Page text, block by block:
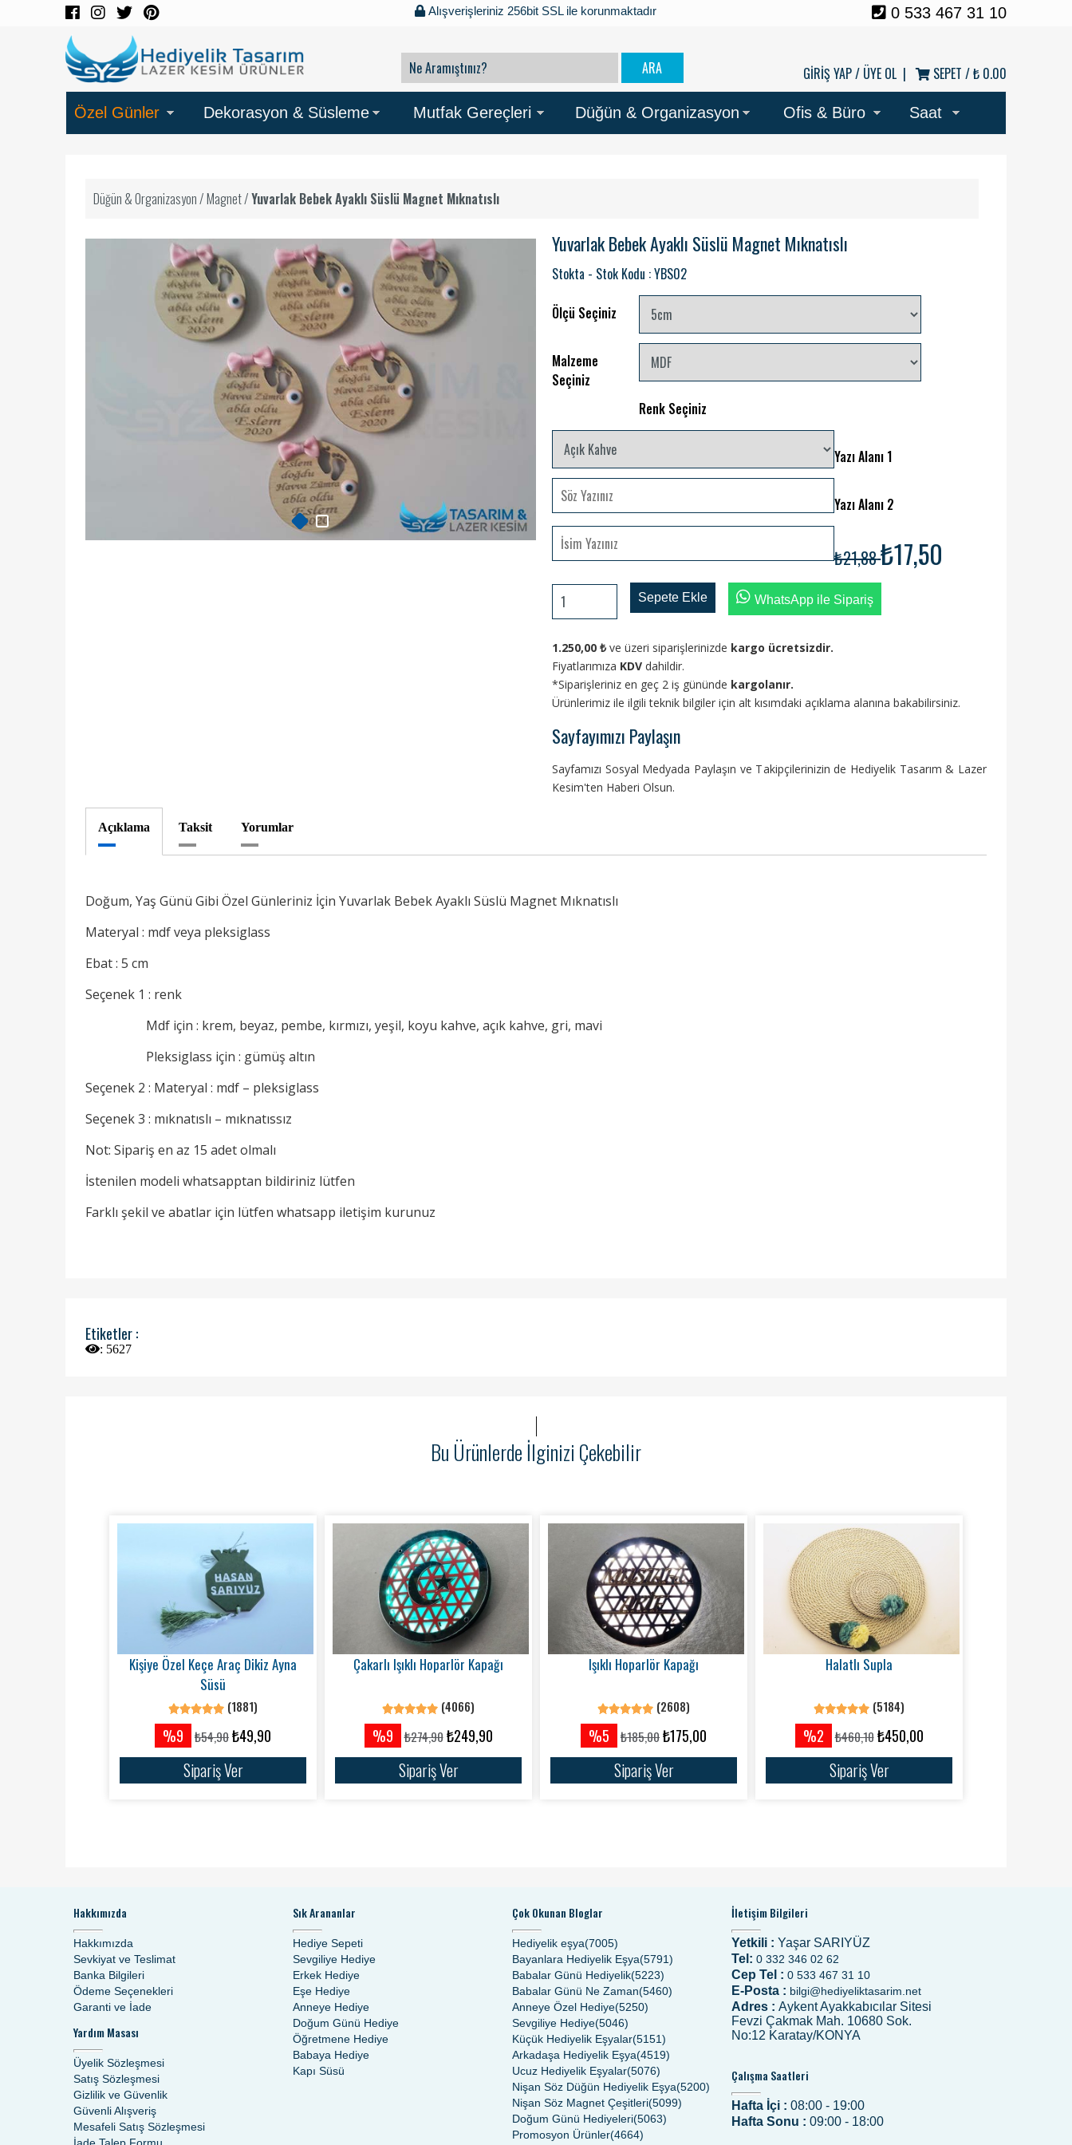
Alışverişleriniz 256bit SSL ile korunmaktadır 0 533 467 31 10
GİRİŞ YAP / ÜYE OL | SEPET /₺ 0.00
Özel Günler Dekorasyon & Süsleme Mutfak Gereçleri Düğün & Organizasyon Ofis & Büro Saat
Düğün & Organizasyon/Magnet/Yuvarlak Bebek Ayaklı Süslü Magnet Mıknatıslı
Yuvarlak Bebek Ayaklı Süslü Magnet Mıknatıslı
Stokta - Stok Kodu : YBS02
Ölçü Seçiniz
Malzeme
Seçiniz
Renk Seçiniz
Yazı Alanı 1
Yazı Alanı 2
₺21,88₺17,50
Sepete Ekle WhatsApp ile Sipariş
1.250,00 ₺ ve üzeri siparişlerinizde kargo ücretsizdir.
Fiyatlarımıza KDV dahildir.
*Siparişleriniz en geç 2 iş gününde kargolanır.
Ürünlerimiz ile ilgili teknik bilgiler için alt kısımdaki açıklama alanına bakabilirsiniz.
Sayfayımızı Paylaşın
Sayfamızı Sosyal Medyada Paylaşın ve Takipçilerinizin de Hediyelik Tasarım & Lazer
Kesim'ten Haberi Olsun.
Açıklama Taksit Yorumlar
Doğum, Yaş Günü Gibi Özel Günleriniz İçin Yuvarlak Bebek Ayaklı Süslü Magnet Mıknatıslı
Materyal : mdf veya pleksiglass
Ebat : 5 cm
Seçenek 1 : renk
Mdf için : krem, beyaz, pembe, kırmızı, yeşil, koyu kahve, açık kahve, gri, mavi
Pleksiglass için : gümüş altın
Seçenek 2 : Materyal : mdf – pleksiglass
Seçenek 3 : mıknatıslı – mıknatıssız
Not: Sipariş en az 15 adet olmalı
İstenilen modeli whatsapptan bildiriniz lütfen
Farklı şekil ve abatlar için lütfen whatsapp iletişim kurunuz
Etiketler :
: 5627
Bu Ürünlerde İlginizi Çekebilir
Kişiye Özel Keçe Araç Dikiz Ayna
Süsü
(1881)
%9 ₺54,90₺49,90
Sipariş Ver
Çakarlı Işıklı Hoparlör Kapağı
(4066)
%9 ₺274,90₺249,90
Sipariş Ver
Işıklı Hoparlör Kapağı
(2608)
%5 ₺185,00₺175,00
Sipariş Ver
Halatlı Supla
(5184)
%2 ₺460,10₺450,00
Sipariş Ver
Hakkımızda
Hakkımızda
Sevkiyat ve Teslimat
Banka Bilgileri
Ödeme Seçenekleri
Garanti ve İade
Yardım Masası
Üyelik Sözleşmesi
Satış Sözleşmesi
Gizlilik ve Güvenlik
Güvenli Alışveriş
Mesafeli Satış Sözleşmesi
Sık Arananlar
Hediye Sepeti
Sevgiliye Hediye
Erkek Hediye
Eşe Hediye
Anneye Hediye
Doğum Günü Hediye
Öğretmene Hediye
Babaya Hediye
Kapı Süsü
Çok Okunan Bloglar
Hediyelik eşya(7005)
Bayanlara Hediyelik Eşya(5791)
Babalar Günü Hediyelik(5223)
Babalar Günü Ne Zaman(5460)
Anneye Özel Hediye(5250)
Sevgiliye Hediye(5046)
Küçük Hediyelik Eşyalar(5151)
Arkadaşa Hediyelik Eşya(4519)
Ucuz Hediyelik Eşyalar(5076)
Nişan Söz Düğün Hediyelik Eşya(5200)
Nişan Söz Magnet Çeşitleri(5099)
Doğum Günü Hediyeleri(5063)
Promosyon Ürünler(4664)
İletişim Bilgileri
Yetkili : Yaşar SARIYÜZ
Tel: 0 332 346 02 62
Cep Tel : 0 533 467 31 10
E-Posta : bilgi@hediyeliktasarim.net
Adres : Aykent Ayakkabıcılar Sitesi
Fevzi Çakmak Mah. 10680 Sok.
No:12 Karatay/KONYA
Çalışma Saatleri
Hafta İçi : 08:00 - 19:00
Hafta Sonu : 09:00 - 18:00